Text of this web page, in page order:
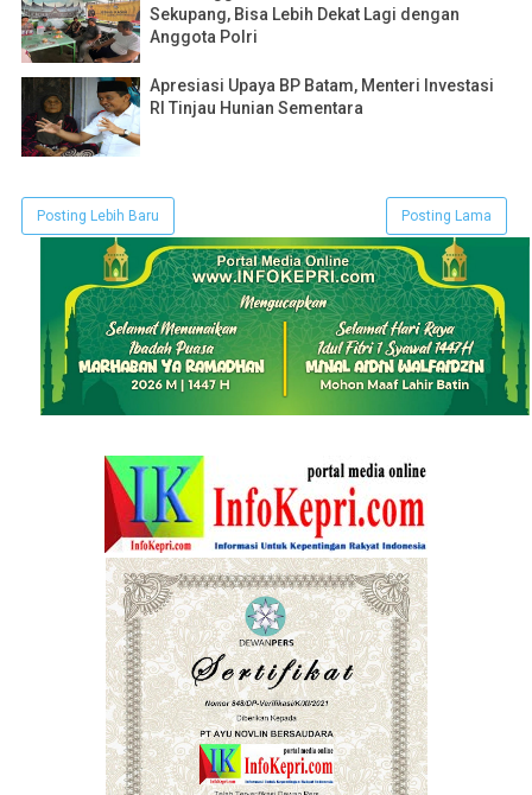
Sekupang, Bisa Lebih Dekat Lagi dengan
Anggota Polri
Apresiasi Upaya BP Batam, Menteri Investasi
RI Tinjau Hunian Sementara
Posting Lebih Baru Posting Lama